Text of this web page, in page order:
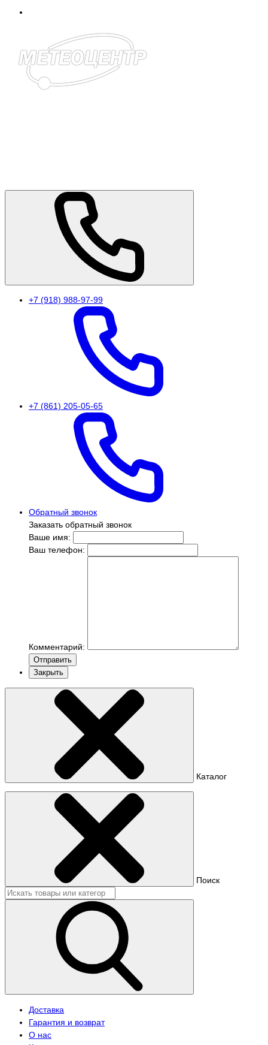
+7 (918) 988-97-99
+7 (861) 205-05-65
Обратный звонок
Заказать обратный звонок
Ваше имя:
Ваш телефон:
Комментарий:
Отправить
Закрыть
Каталог
Поиск
Доставка
Гарантия и возврат
О нас